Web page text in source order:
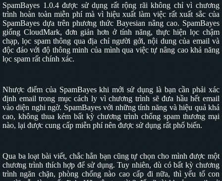
SpamBayes 1.0.4được sử dụng rất rộng rãi không chỉ vì chương
trình hoàn toàn miễn phí mà vì hiệu xuất làm việc rất xuất sắc của
SpamBayes dựa trên phương thức Bayesian nâng cao. SpamBayes
giống CloudMark, đơn giản hơn ở tính năng, thực hiện lọc chậm
chạp, lọc spam thông qua địa chỉ người gởi, nội dung của email và
độc đáo với độ thông minh của mình qua việc tự nâng cao khả năng
lọc spam rất chính xác.
Nhược điểm của SpamBayes khi mới sử dụng là bạn cần phải xác
định email trong mục cách ly vì chương trình sẽ đưa hầu hết email
vào diện nghi ngờ. SpamBayes với những tính năng và hiệu quả khá
cao, không thua kém bất kỳ chương trình chống spam thương mại
nào, lại được cung cấp miễn phí nên được sử dụng rất phổ biến.
Qua ba loạt bài viết, chắc hẳn bạn cũng tự chọn cho mình được một
chương trình thích hợp để sử dụng. Tuy nhiên, dù có bất kỳ chương
trình ngăn chặn, phòng chống nào cao cấp đi nữa, thì yếu tố con